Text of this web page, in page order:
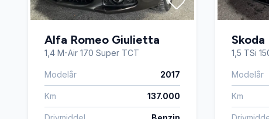
Parkeringssensor foran
Splitbagsæder
Sædevarme
Alfa Romeo Giulietta
1,4 M-Air 170 Super TCT
Modelår 2017
Km 137.000
Skoda
1,5 TSi
Modelår
Km